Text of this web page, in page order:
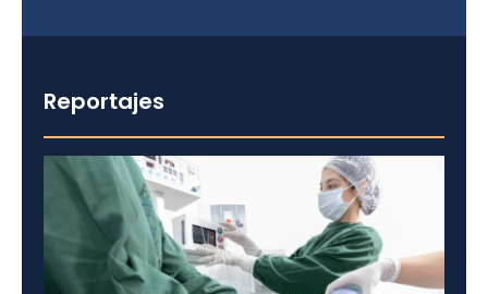
Reportajes